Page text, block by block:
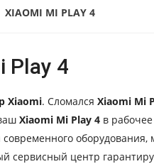
XIAOMI MI PLAY 4
Play 4
Xiaomi. Сломался Xiaomi Mi
Xiaomi Mi Play 4 в
сервисный центр